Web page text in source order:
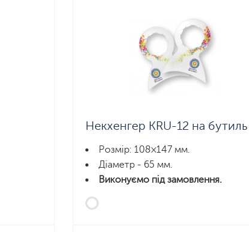
Некхенгер KRU-12 на бутиль
Розмір: 108×147 мм.
Діаметр - 65 мм.
Виконуємо під замовлення.